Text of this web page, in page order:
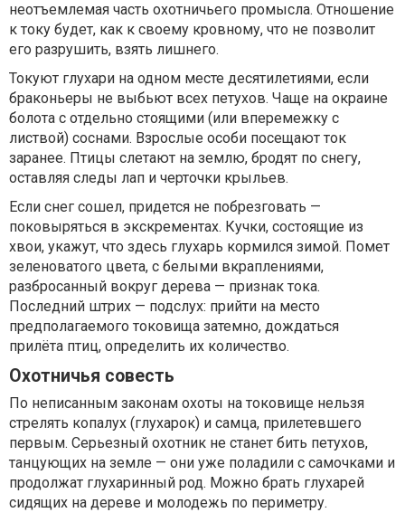
неотъемлемая часть охотничьего промысла. Отношение
к току будет, как к своему кровному, что не позволит
его разрушить, взять лишнего.
Токуют глухари на одном месте десятилетиями, если
браконьеры не выбьют всех петухов. Чаще на окраине
болота с отдельно стоящими (или вперемежку с
листвой) соснами. Взрослые особи посещают ток
заранее. Птицы слетают на землю, бродят по снегу,
оставляя следы лап и черточки крыльев.
Если снег сошел, придется не побрезговать —
поковыряться в экскрементах. Кучки, состоящие из
хвои, укажут, что здесь глухарь кормился зимой. Помет
зеленоватого цвета, с белыми вкраплениями,
разбросанный вокруг дерева — признак тока.
Последний штрих — подслух: прийти на место
предполагаемого токовища затемно, дождаться
прилёта птиц, определить их количество.
Охотничья совесть
По неписанным законам охоты на токовище нельзя
стрелять копалух (глухарок) и самца, прилетевшего
первым. Серьезный охотник не станет бить петухов,
танцующих на земле — они уже поладили с самочками и
продолжат глухаринный род. Можно брать глухарей
сидящих на дереве и молодежь по периметру.